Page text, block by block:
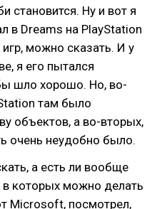
становится. Ну и вот я
в Dreams на PlayStation
можно сказать. И у
я его пытался
шло хорошо. Но, во-
там было
объектов, а во-вторых,
очень неудобно было.
а есть ли вообще
в которых можно делать
Microsoft, посмотрел,